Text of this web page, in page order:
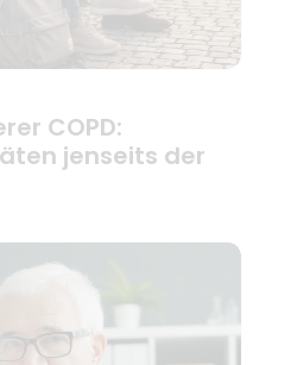
COPD:
jenseits der